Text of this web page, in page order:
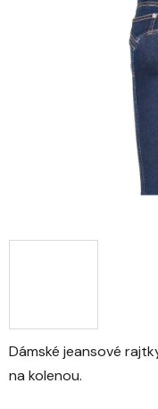
Dámské jeansové
na kolenou.